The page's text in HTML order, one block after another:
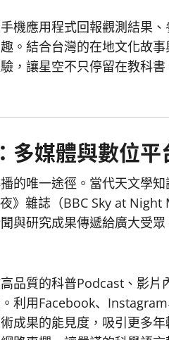
機應用程式回報觀測結果
。結合台灣的在地文化故
，讓星空不只停留在教科
多媒體與數位平
的唯一途徑。當代天文學
》雜誌（BBC Sky at
與研究成果傳遞給廣大受
品質的科普Podcast、影片
利用Facebook、
成果的能見度，吸引更多